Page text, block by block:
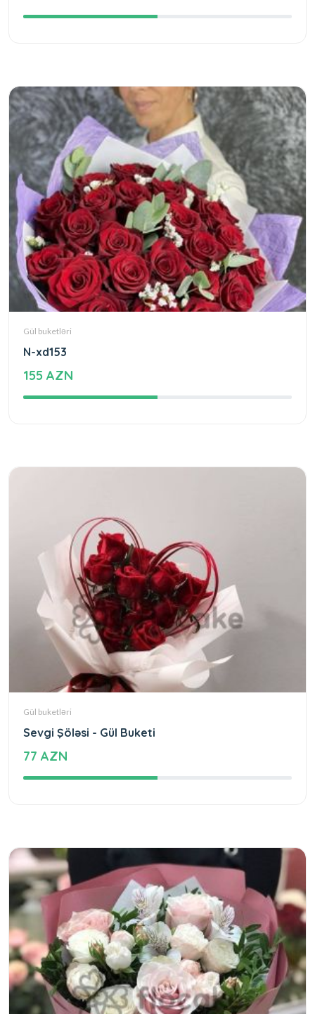
Gül buketləri
N-xd153
155 AZN
Gül buketləri
Sevgi Şöləsi - Gül Buketi
77 AZN